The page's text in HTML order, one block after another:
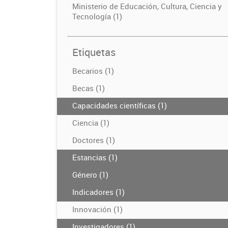
Ministerio de Educación, Cultura, Ciencia y
Tecnología (1)
Etiquetas
Becarios (1)
Becas (1)
Capacidades científicas (1)
Ciencia (1)
Doctores (1)
Estancias (1)
Género (1)
Indicadores (1)
Innovación (1)